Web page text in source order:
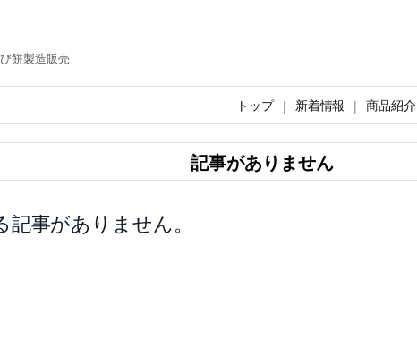
餅製造販売
トップ 新着情報 商品紹介
記事がありません
記事がありません。